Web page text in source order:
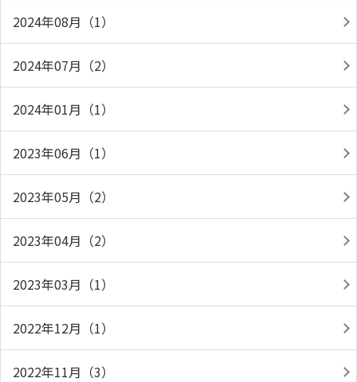
2024年08月（1）
2024年07月（2）
2024年01月（1）
2023年06月（1）
2023年05月（2）
2023年04月（2）
2023年03月（1）
2022年12月（1）
2022年11月（3）